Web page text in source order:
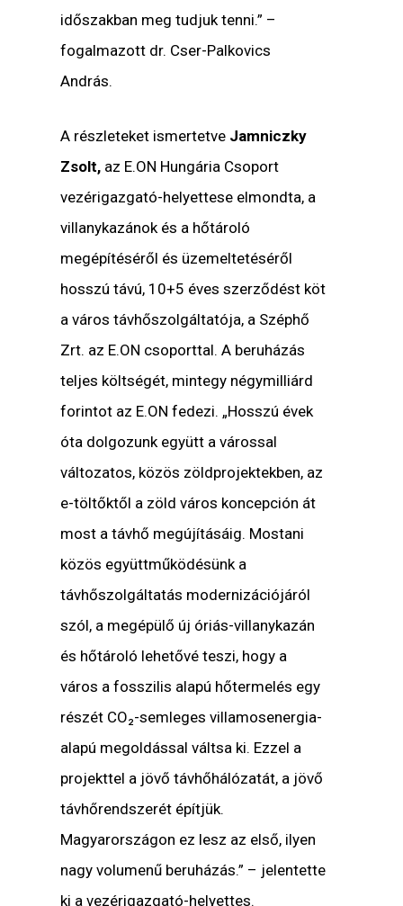
időszakban meg tudjuk tenni.” –
fogalmazott dr. Cser-Palkovics
András.
A részleteket ismertetve Jamniczky
Zsolt, az E.ON Hungária Csoport
vezérigazgató-helyettese elmondta, a
villanykazánok és a hőtároló
megépítéséről és üzemeltetéséről
hosszú távú, 10+5 éves szerződést köt
a város távhőszolgáltatója, a Széphő
Zrt. az E.ON csoporttal. A beruházás
teljes költségét, mintegy négymilliárd
forintot az E.ON fedezi. „Hosszú évek
óta dolgozunk együtt a várossal
változatos, közös zöldprojektekben, az
e-töltőktől a zöld város koncepción át
most a távhő megújításáig. Mostani
közös együttműködésünk a
távhőszolgáltatás modernizációjáról
szól, a megépülő új óriás-villanykazán
és hőtároló lehetővé teszi, hogy a
város a fosszilis alapú hőtermelés egy
részét CO₂-semleges villamosenergia-
alapú megoldással váltsa ki. Ezzel a
projekttel a jövő távhőhálózatát, a jövő
távhőrendszerét építjük.
Magyarországon ez lesz az első, ilyen
nagy volumenű beruházás.” – jelentette
ki a vezérigazgató-helyettes.